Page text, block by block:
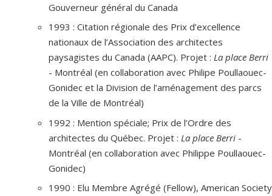
Gouverneur général du Canada
1993 : Citation régionale des Prix d’excellence
nationaux de l’Association des architectes
paysagistes du Canada (AAPC). Projet : La place Berri
- Montréal (en collaboration avec Philipe Poullaouec-
Gonidec et la Division de l’aménagement des parcs
de la Ville de Montréal)
1992 : Mention spéciale; Prix de l’Ordre des
architectes du Québec. Projet : La place Berri -
Montréal (en collaboration avec Philippe Poullaouec-
Gonidec)
1990 : Elu Membre Agrégé (Fellow), American Society